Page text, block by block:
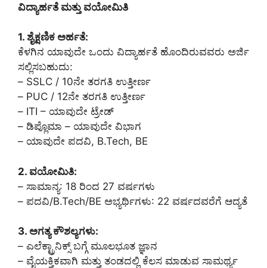
ವಿದ್ಯಾರ್ಹತೆ ಮತ್ತು ವಯೋಮಿತಿ
1. ಶೈಕ್ಷಣಿಕ ಅರ್ಹತೆ:
ಕೆಳಗಿನ ಯಾವುದೇ ಒಂದು ವಿದ್ಯಾರ್ಹತೆ ಹೊಂದಿರುವವರು ಅರ್ಜಿ
ಸಲ್ಲಿಸಬಹುದು:
– SSLC / 10ನೇ ತರಗತಿ ಉತ್ತೀರ್ಣ
– PUC / 12ನೇ ತರಗತಿ ಉತ್ತೀರ್ಣ
– ITI – ಯಾವುದೇ ಟ್ರೇಡ್
– ಡಿಪ್ಲೊಮಾ – ಯಾವುದೇ ವಿಭಾಗ
– ಯಾವುದೇ ಪದವಿ, B.Tech, BE
2. ವಯೋಮಿತಿ:
– ಸಾಮಾನ್ಯ: 18 ರಿಂದ 27 ವರ್ಷಗಳು
– ಪದವಿ/B.Tech/BE ಅಭ್ಯರ್ಥಿಗಳು: 22 ವರ್ಷದವರೆಗೆ ಆದ್ಯತೆ
3. ಅಗತ್ಯ ಕೌಶಲ್ಯಗಳು:
– ಎಲೆಕ್ಟ್ರಾನಿಕ್ಸ್ ಬಗ್ಗೆ ಮೂಲಭೂತ ಜ್ಞಾನ
– ವೈಯಕ್ತಿಕವಾಗಿ ಮತ್ತು ತಂಡದಲ್ಲಿ ಕೆಲಸ ಮಾಡುವ ಸಾಮರ್ಥ್ಯ